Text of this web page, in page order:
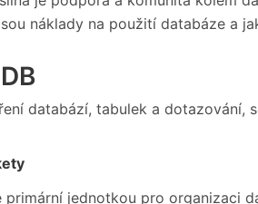
náklady na použití databáze a
databází, tabulek a dotazování,
primární jednotkou pro organizaci